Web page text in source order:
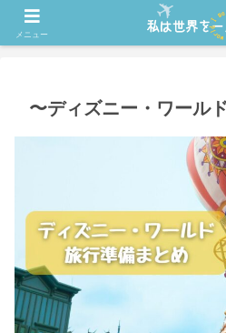
〜ディズニー・ワール
メニュー